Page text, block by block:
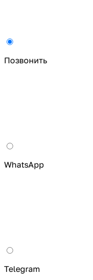
Позвонить
WhatsApp
Telegram